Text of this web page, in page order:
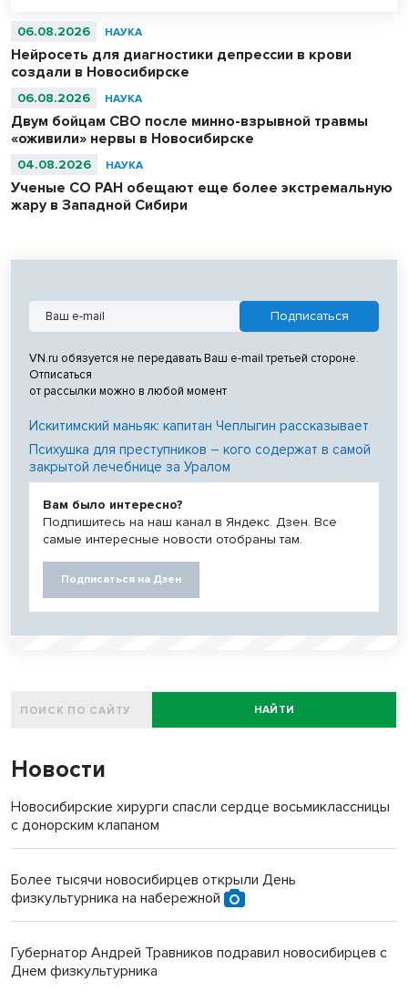
06.08.2026 НАУКА
Нейросеть для диагностики депрессии в крови
создали в Новосибирске
06.08.2026 НАУКА
Двум бойцам СВО после минно-взрывной травмы
«оживили» нервы в Новосибирске
04.08.2026 НАУКА
Ученые СО РАН обещают еще более экстремальную
жару в Западной Сибири
VN.ru обязуется не передавать Ваш e-mail третьей стороне.
Отписаться
от рассылки можно в любой момент
Искитимский маньяк: капитан Чеплыгин рассказывает
Психушка для преступников – кого содержат в самой
закрытой лечебнице за Уралом
Вам было интересно?
Подпишитесь на наш канал в Яндекс. Дзен. Все
самые интересные новости отобраны там.
Подписаться на Дзен
НАЙТИ
Новости
Новосибирские хирурги спасли сердце восьмиклассницы
с донорским клапаном
Более тысячи новосибирцев открыли День
физкультурника на набережной
Губернатор Андрей Травников подравил новосибирцев с
Днем физкультурника